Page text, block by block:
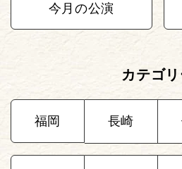
今月の公演
カテゴリ
福岡 長崎